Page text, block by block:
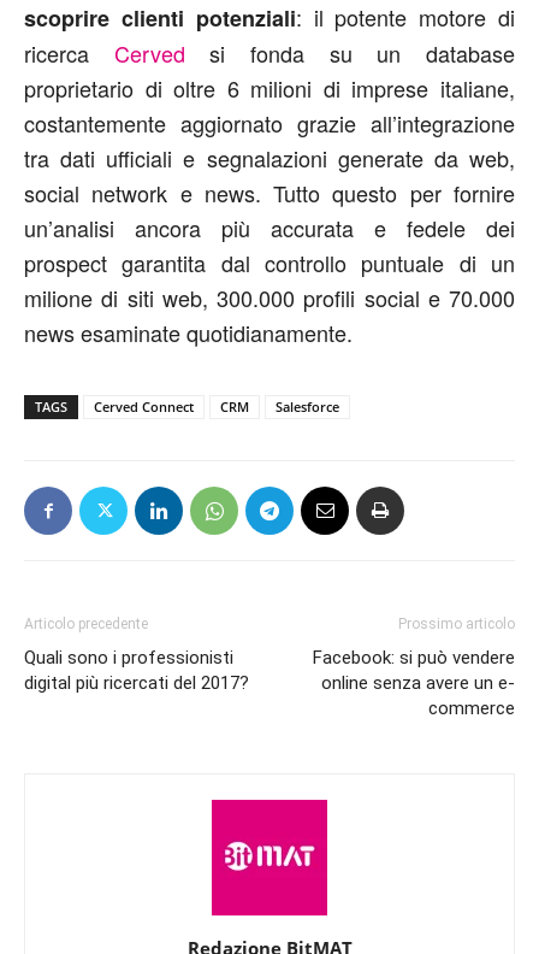
scoprire clienti potenziali: il potente motore di
ricerca Cervedsi fonda su un database
proprietario di oltre 6 milioni di imprese italiane,
costantemente aggiornato grazie all’integrazione
tra dati ufficiali e segnalazioni generate da web,
social network e news. Tutto questo per fornire
un’analisi ancora più accurata e fedele dei
prospect garantita dal controllo puntuale di un
milione di siti web, 300.000 profili social e 70.000
news esaminate quotidianamente.
TAGS Cerved Connect CRM Salesforce
Articolo precedente
Quali sono i professionisti
digital più ricercati del 2017?
Prossimo articolo
Facebook: si può vendere
online senza avere un e-
commerce
Redazione BitMAT